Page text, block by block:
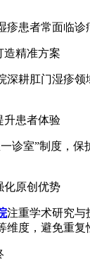
者常面临诊疗
精准方案
肛门湿疹领域
患者体验
室”制度，保
原创优势
注重学术研究与
度，避免重复